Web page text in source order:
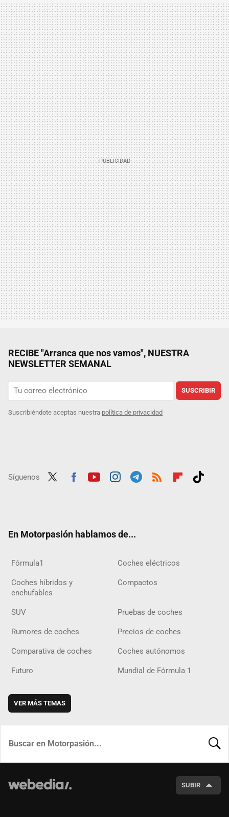
RECIBE "Arranca que nos vamos", NUESTRA
NEWSLETTER SEMANAL
SUSCRIBIR
Suscribiéndote aceptas nuestra política de privacidad
Síguenos
En Motorpasión hablamos de...
Fórmula1 Coches eléctricos
Coches híbridos y
enchufables
Compactos
SUV Pruebas de coches
Rumores de coches Precios de coches
Comparativa de coches Coches autónomos
Futuro Mundial de Fórmula 1
VER MÁS TEMAS
SUBIR